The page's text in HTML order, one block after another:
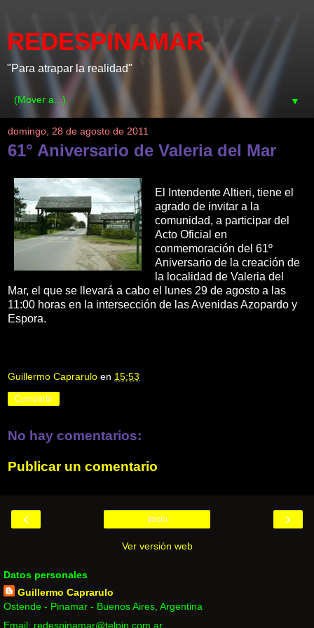
REDESPINAMAR
"Para atrapar la realidad"
▼
domingo, 28 de agosto de 2011
61° Aniversario de Valeria del Mar
El Intendente Altieri, tiene el
agrado de invitar a la
comunidad, a participar del
Acto Oficial en
conmemoración del 61º
Aniversario de la creación de
la localidad de Valeria del
Mar, el que se llevará a cabo el lunes 29 de agosto a las
11:00 horas en la intersección de las Avenidas Azopardo y
Espora.
Guillermo Caprarulo en 15:53
Compartir
No hay comentarios:
Publicar un comentario
‹ ›
Inicio
Ver versión web
Datos personales
Guillermo Caprarulo
Ostende - Pinamar - Buenos Aires, Argentina
Email: redespinamar@telpin.com.ar